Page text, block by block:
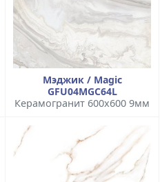
Мэджик / Magic
GFU04MGC64L
Керамогранит 600x600 9мм